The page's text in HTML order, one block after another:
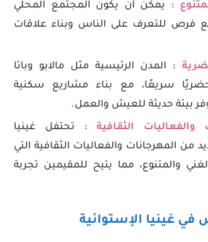
:
يمكن أن يكون المجتمع المحلي
مع فرص للتعرف على الناس وبناء علاقات
: المدن الرئيسية مثل مالابو وباتا
سريعًا، مع بناء مشاريع سكنية
بيئة حديثة للعيش والعمل.
والفعاليات الثقافية :
تحتفل غينيا
من المهرجانات والفعاليات الثقافية التي
والمتنوع، مما يتيح للمقيمين تجربة
غينيا الإستوائية